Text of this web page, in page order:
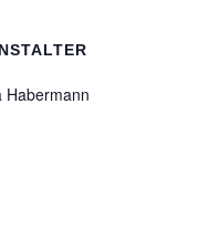
Habermann